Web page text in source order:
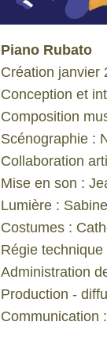
Piano Rubato
Création janvier
Conception et
Composition
Scénographie :
Collaboration
Mise en son :
Lumière :
Costumes :
Régie
Administration
Production -
Communication